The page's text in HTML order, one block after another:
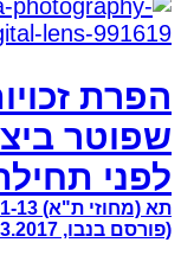
הפרת
שפוטר
לפני
(פורסם בנבו, 9.3.2017)